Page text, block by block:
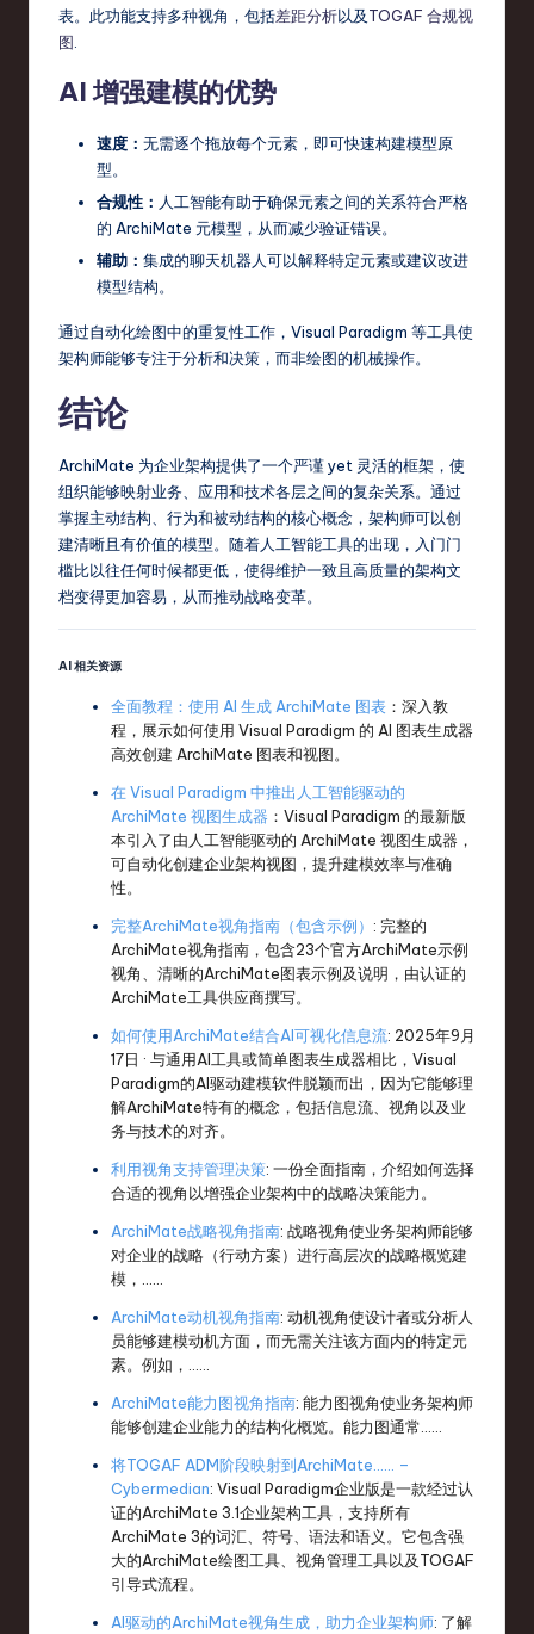
表。此功能支持多种视角，包括差距分析以及TOGAF 合规视
图
AI 增强建模的优势
速度： 无需逐个拖放每个元素，即可快速构建模型原
型。
合规性： 人工智能有助于确保元素之间的关系符合严格
的 ArchiMate 元模型，从而减少验证错误。
辅助： 集成的聊天机器人可以解释特定元素或建议改进
模型结构。
通过自动化绘图中的重复性工作，Visual Paradigm 等工具使
架构师能够专注于分析和决策，而非绘图的机械操作。
结论
ArchiMate 为企业架构提供了一个严谨 yet 灵活的框架，使
组织能够映射业务、应用和技术各层之间的复杂关系。通过
掌握主动结构、行为和被动结构的核心概念，架构师可以创
建清晰且有价值的模型。随着人工智能工具的出现，入门门
槛比以往任何时候都更低，使得维护一致且高质量的架构文
档变得更加容易，从而推动战略变革。
AI 相关资源
全面教程：使用 AI 生成 ArchiMate 图表 ：深入教
程，展示如何使用 Visual Paradigm 的 AI 图表生成器
高效创建 ArchiMate 图表和视图。
在 Visual Paradigm 中推出人工智能驱动的
ArchiMate 视图生成器 ：Visual Paradigm 的最新版
本引入了由人工智能驱动的 ArchiMate 视图生成器，
可自动化创建企业架构视图，提升建模效率与准确
性。
完整ArchiMate视角指南（包含示例） : 完整的
ArchiMate视角指南，包含23个官方ArchiMate示例
视角、清晰的ArchiMate图表示例及说明，由认证的
ArchiMate工具供应商撰写。
如何使用ArchiMate结合AI可视化信息流: 2025年9月
17日 · 与通用AI工具或简单图表生成器相比，Visual
Paradigm的AI驱动建模软件脱颖而出，因为它能够理
解ArchiMate特有的概念，包括信息流、视角以及业
务与技术的对齐。
利用视角支持管理决策: 一份全面指南，介绍如何选择
合适的视角以增强企业架构中的战略决策能力。
ArchiMate战略视角指南: 战略视角使业务架构师能够
对企业的战略（行动方案）进行高层次的战略概览建
模，……
ArchiMate动机视角指南: 动机视角使设计者或分析人
员能够建模动机方面，而无需关注该方面内的特定元
素。例如，……
ArchiMate能力图视角指南: 能力图视角使业务架构师
能够创建企业能力的结构化概览。能力图通常……
将TOGAF ADM阶段映射到ArchiMate…… –
Cybermedian: Visual Paradigm企业版是一款经过认
证的ArchiMate 3.1企业架构工具，支持所有
ArchiMate 3的词汇、符号、语法和语义。它包含强
大的ArchiMate绘图工具、视角管理工具以及TOGAF
引导式流程。
AI驱动的ArchiMate视角生成，助力企业架构师: 了解